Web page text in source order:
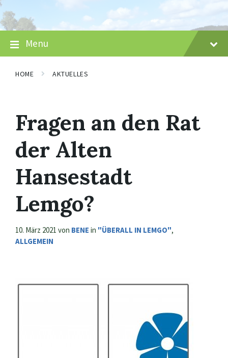
Skip
to
content
Skip
to
main
navigation
Skip
to
footer
Menu
HOME AKTUELLES
Fragen an den Rat
der Alten
Hansestadt
Lemgo?
10. März 2021 von BENE in "ÜBERALL IN LEMGO",
ALLGEMEIN